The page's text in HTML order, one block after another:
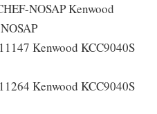
NOSAP Kenwood
Kenwood KCC9040S
Kenwood KCC9040S